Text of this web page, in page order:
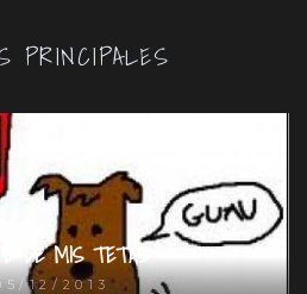
PRINCIPALES
DE MIS TETAS
12/2013